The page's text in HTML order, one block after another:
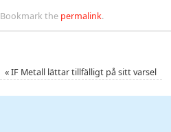
Bookmark the permalink.
«IF Metall lättar tillfälligt på sitt varsel